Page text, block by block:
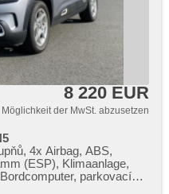
8 220 EUR
Möglichkeit der MwSt. abzusetzen
4x Airbag, ABS,
(ESP), Klimaanlage,
parkovací